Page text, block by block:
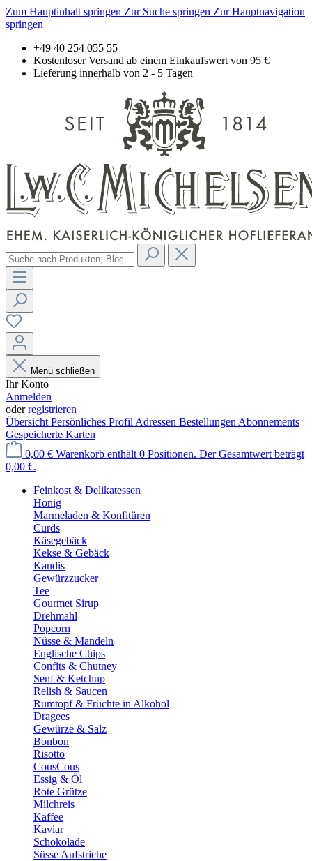
Zum Hauptinhalt springen Zur Suche springen Zur Hauptnavigation
springen
+49 40 254 055 55
Kostenloser Versand ab einem Einkaufswert von 95 €
Lieferung innerhalb von 2 - 5 Tagen
Menü schließen
Ihr Konto
Anmelden
oderregistrieren
Übersicht Persönliches Profil Adressen Bestellungen Abonnements
Gespeicherte Karten
0,00 € Warenkorb enthält 0 Positionen. Der Gesamtwert beträgt
0,00 €.
Feinkost & Delikatessen
Honig
Marmeladen & Konfitüren
Curds
Käsegebäck
Kekse & Gebäck
Kandis
Gewürzzucker
Tee
Gourmet Sirup
Drehmahl
Popcorn
Nüsse & Mandeln
Englische Chips
Confits & Chutney
Senf & Ketchup
Relish & Saucen
Rumtopf & Früchte in Alkohol
Dragees
Gewürze & Salz
Bonbon
Risotto
CousCous
Essig & Öl
Rote Grütze
Milchreis
Kaffee
Kaviar
Schokolade
Süsse Aufstriche